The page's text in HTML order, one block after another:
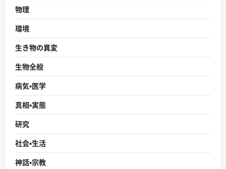
物理
環境
生き物の異変
生物全般
病気・医学
真相・実態
研究
社会・生活
神話・宗教